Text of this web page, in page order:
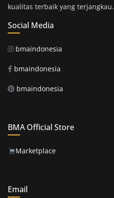
kualitas terbaik yang terjangkau.
Social Media
bmaindonesia
bmaindonesia
bmaindonesia
BMA Official Store
Marketplace
Email